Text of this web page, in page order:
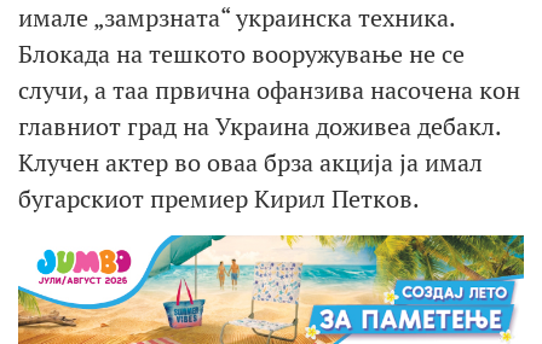
имале „замрзната“ украинска техника.
Блокада на тешкото вооружување не се
случи, а таа првична офанзива насочена кон
главниот град на Украина доживеа дебакл.
Клучен актер во оваа брза акција ја имал
бугарскиот премиер Кирил Петков.